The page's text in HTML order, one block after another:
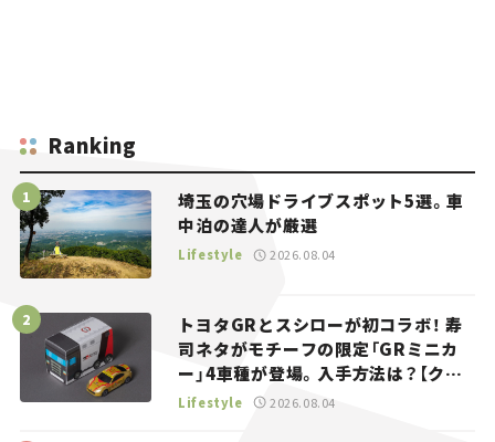
Ranking
埼玉の穴場ドライブスポット5選。車
中泊の達人が厳選
Lifestyle 2026.08.04
トヨタGRとスシローが初コラボ！ 寿
司ネタがモチーフの限定「GRミニカ
ー」4車種が登場。入手方法は？【クル
マとホビー】
Lifestyle 2026.08.04